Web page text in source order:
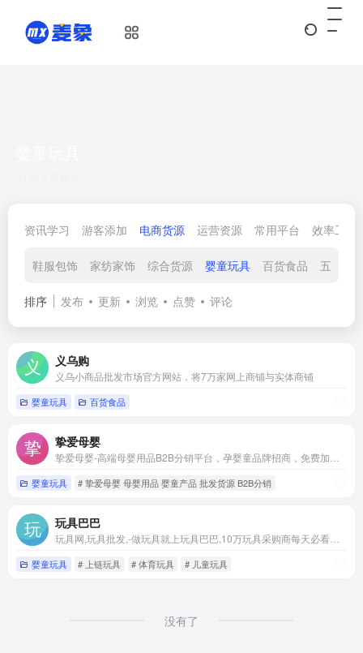
资讯学习 游客添加 电商货源 运营资源 常用平台 效率工具
鞋服包饰 家纺家饰 综合货源 婴童玩具 百货食品 五金建
排序 发布 更新 浏览 点赞 评论
义乌购
义乌小商品批发市场官方网站，将7万家网上商铺与实体商铺
婴童玩具 百货食品
挚爱母婴
婴童玩具 # 挚爱母婴 母婴用品 婴童产品 批发货源 B2B分销
玩具巴巴
婴童玩具 # 上链玩具 # 体育玩具 # 儿童玩具
没有了